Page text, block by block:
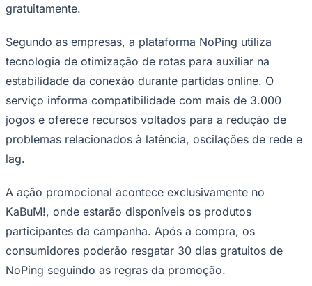
Corinthians
gratuitamente.
Segundo as empresas, a plataforma NoPing utiliza
tecnologia de otimização de rotas para auxiliar na
estabilidade da conexão durante partidas online. O
serviço informa compatibilidade com mais de 3.000
jogos e oferece recursos voltados para a redução de
problemas relacionados à latência, oscilações de rede e
lag.
A ação promocional acontece exclusivamente no
KaBuM!, onde estarão disponíveis os produtos
participantes da campanha. Após a compra, os
consumidores poderão resgatar 30 dias gratuitos de
NoPing seguindo as regras da promoção.